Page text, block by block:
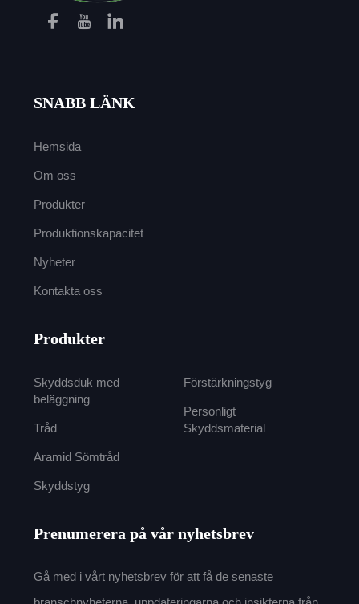
SNABB LÄNK
Hemsida
Om oss
Produkter
Produktionskapacitet
Nyheter
Kontakta oss
Produkter
Skyddsduk med
beläggning
Tråd
Aramid Sömtråd
Skyddstyg
Förstärkningstyg
Personligt
Skyddsmaterial
Prenumerera på vår nyhetsbrev
Gå med i vårt nyhetsbrev för att få de senaste